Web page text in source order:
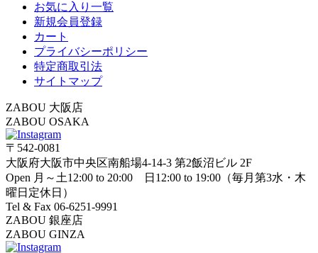
お気に入り一覧
新規会員登録
カート
プライバシーポリシー
特定商取引法
サイトマップ
ZABOU 大阪店
ZABOU OSAKA
〒542-0081
大阪府大阪市中央区南船場4-14-3 第2飯沼ビル 2F
Open 月～土12:00 to 20:00 日12:00 to 19:00（毎月第3水・木
曜日定休日）
Tel & Fax 06-6251-9991
ZABOU 銀座店
ZABOU GINZA